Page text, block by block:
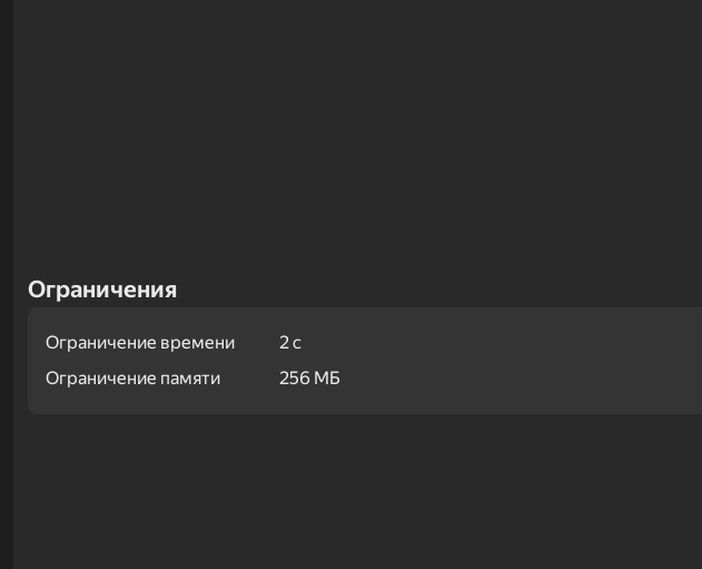
Ограничения
Ограничение времени
2 с
Ограничение памяти
256 МБ